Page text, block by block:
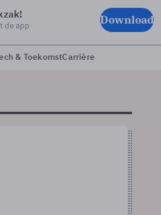
de app Download
& ToekomstCarrière